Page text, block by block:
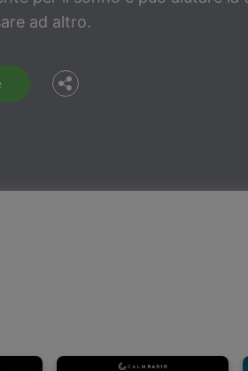
ad altro.
Twitter